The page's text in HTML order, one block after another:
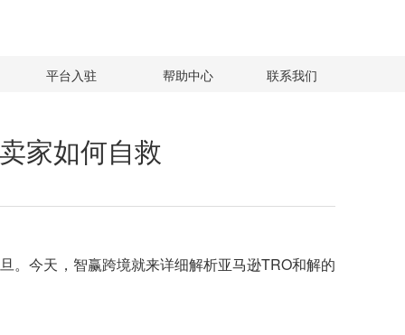
平台入驻 帮助中心 联系我们
家如何自救
。今天，智赢跨境就来详细解析亚马逊TRO和解的